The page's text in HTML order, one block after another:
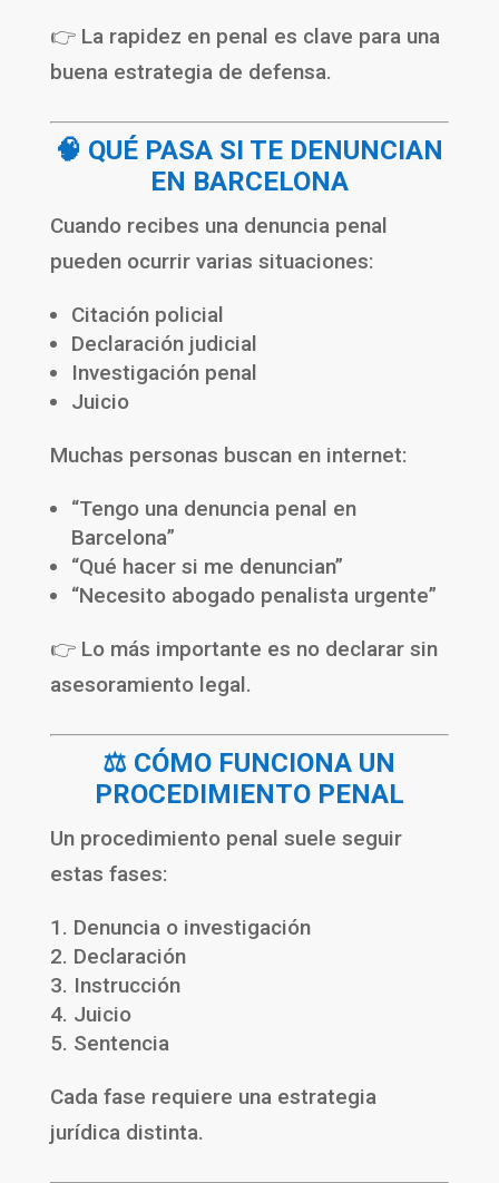
👉 La rapidez en penal es clave para una
buena estrategia de defensa.
🧠 QUÉ PASA SI TE DENUNCIAN
EN BARCELONA
Cuando recibes una denuncia penal
pueden ocurrir varias situaciones:
Citación policial
Declaración judicial
Investigación penal
Juicio
Muchas personas buscan en internet:
“Tengo una denuncia penal en
Barcelona”
“Qué hacer si me denuncian”
“Necesito abogado penalista urgente”
👉 Lo más importante es no declarar sin
asesoramiento legal.
⚖️ CÓMO FUNCIONA UN
PROCEDIMIENTO PENAL
Un procedimiento penal suele seguir
estas fases:
Denuncia o investigación
Declaración
Instrucción
Juicio
Sentencia
Cada fase requiere una estrategia
jurídica distinta.